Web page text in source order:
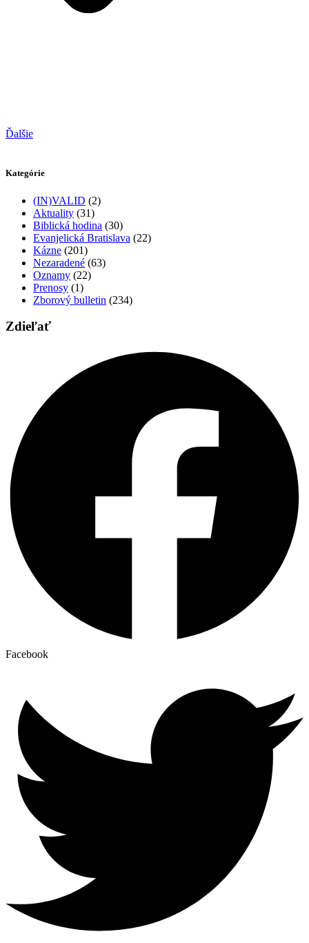
Ďalšie
Kategórie
(IN)VALID (2)
Aktuality (31)
Biblická hodina (30)
Evanjelická Bratislava (22)
Kázne (201)
Nezaradené (63)
Oznamy (22)
Prenosy (1)
Zborový bulletin (234)
Zdieľať
Facebook